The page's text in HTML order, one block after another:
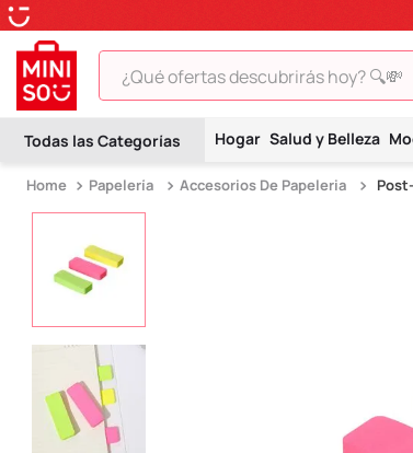
¿Qué ofertas descubrirás hoy? 🔍💸
Hogar Salud y Belleza
Papelería Accesorios De Papeleria
TÉRMINOS MÁS BUSCADOS
2 .
hello kitty